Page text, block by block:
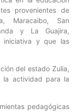
provenientes de
Maracaibo, San
y La Guajira,
iniciativa y que las
del estado Zulia,
la actividad para la
pedagógicas